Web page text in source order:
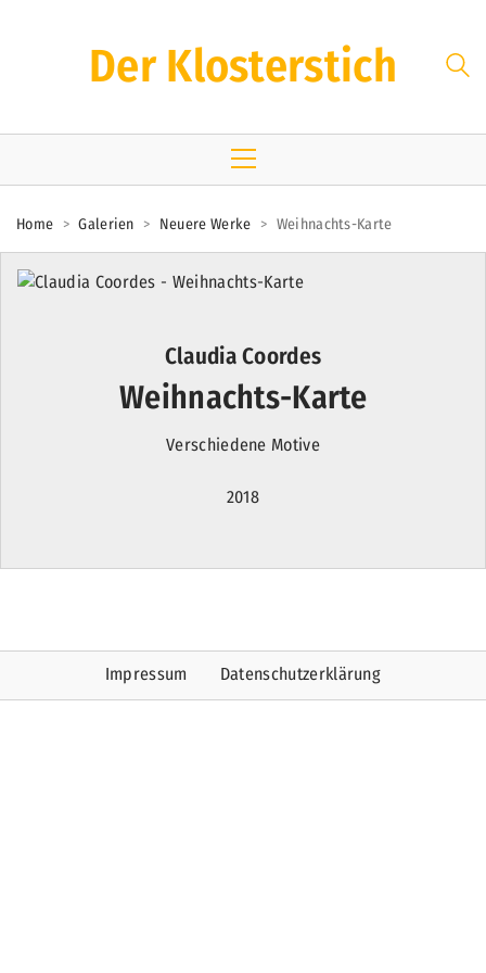
Der Klosterstich
Home > Galerien > Neuere Werke > Weihnachts-Karte
Claudia Coordes
Weihnachts-Karte
Verschiedene Motive
2018
Impressum Datenschutzerklärung